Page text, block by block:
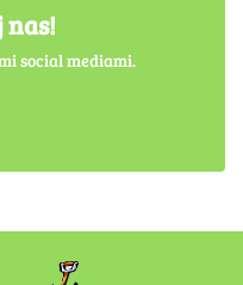
nas!
social mediami.